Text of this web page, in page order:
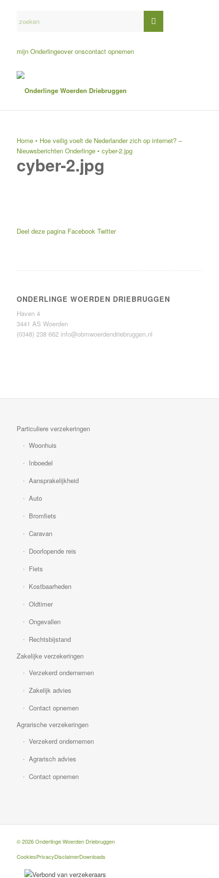
mijn Onderlingeover onscontact opnemen
Home• Hoe veilig voelt de Nederlander zich op internet? –
Nieuwsberichten Onderlinge• cyber-2.jpg
cyber-2.jpg
Deel deze pagina Facebook Twitter
ONDERLINGE WOERDEN DRIEBRUGGEN
Haven 4
3441 AS Woerden
(0348) 238 662 info@obmwoerdendriebruggen.nl
Particuliere verzekeringen
Woonhuis
Inboedel
Aansprakelijkheid
Auto
Bromfiets
Caravan
Doorlopende reis
Fiets
Kostbaarheden
Oldtimer
Ongevallen
Rechtsbijstand
Zakelijke verzekeringen
Verzekerd ondernemen
Zakelijk advies
Contact opnemen
Agrarische verzekeringen
Verzekerd ondernemen
Agrarisch advies
Contact opnemen
© 2026 Onderlinge Woerden Driebruggen
CookiesPrivacyDisclaimerDownloads